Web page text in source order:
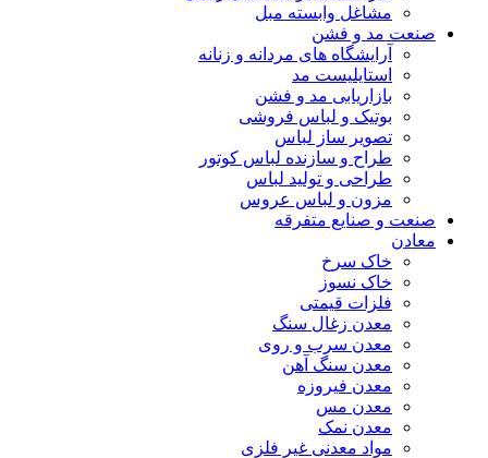
مشاغل وابسته مبل
صنعت مد و فشن
آرایشگاه های مردانه و زنانه
استایلیست مد
بازاریابی مد و فشن
بوتیک و لباس فروشی
تصویر ساز لباس
طراح و سازنده لباس کوتور
طراحی و تولید لباس
مزون و لباس عروس
صنعت و صنایع متفرقه
معادن
خاک سرخ
خاک نسوز
فلزات قیمتی
معدن زغال سنگ
معدن سرب و روی
معدن سنگ آهن
معدن فیروزه
معدن مس
معدن نمک
مواد معدنی غیر فلزی